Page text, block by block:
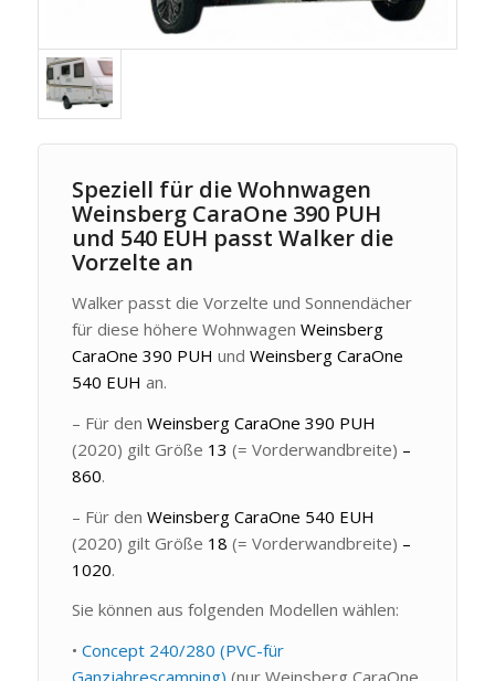
Speziell für die Wohnwagen
Weinsberg CaraOne 390 PUH
und 540 EUH passt Walker die
Vorzelte an
Walker passt die Vorzelte und Sonnendächer
für diese höhere Wohnwagen Weinsberg
CaraOne 390 PUH und Weinsberg CaraOne
540 EUH an.
– Für den Weinsberg CaraOne 390 PUH
(2020) gilt Größe 13 (= Vorderwandbreite) –
860.
– Für den Weinsberg CaraOne 540 EUH
(2020) gilt Größe 18 (= Vorderwandbreite) –
1020.
Sie können aus folgenden Modellen wählen:
• Concept 240/280 (PVC-für